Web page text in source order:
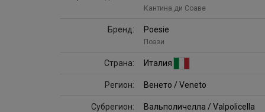
Кантина ди Соаве
Бренд: Poesie
Поэзи
Страна: Италия
Регион: Венето / Veneto
Субрегион:
Вальполичелла / Valpolicella